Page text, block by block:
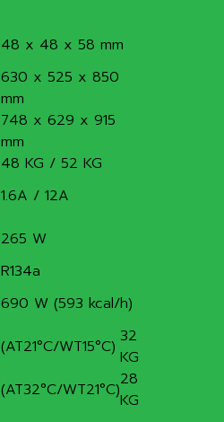
48 x 48 x 58 mm
630 x 525 x 850
mm
748 x 629 x 915
mm
48 KG / 52 KG
1.6A / 12A
265 W
R134a
690 W (593 kcal/h)
(AT21°C/WT15°C) 32
KG
(AT32°C/WT21°C)28
KG